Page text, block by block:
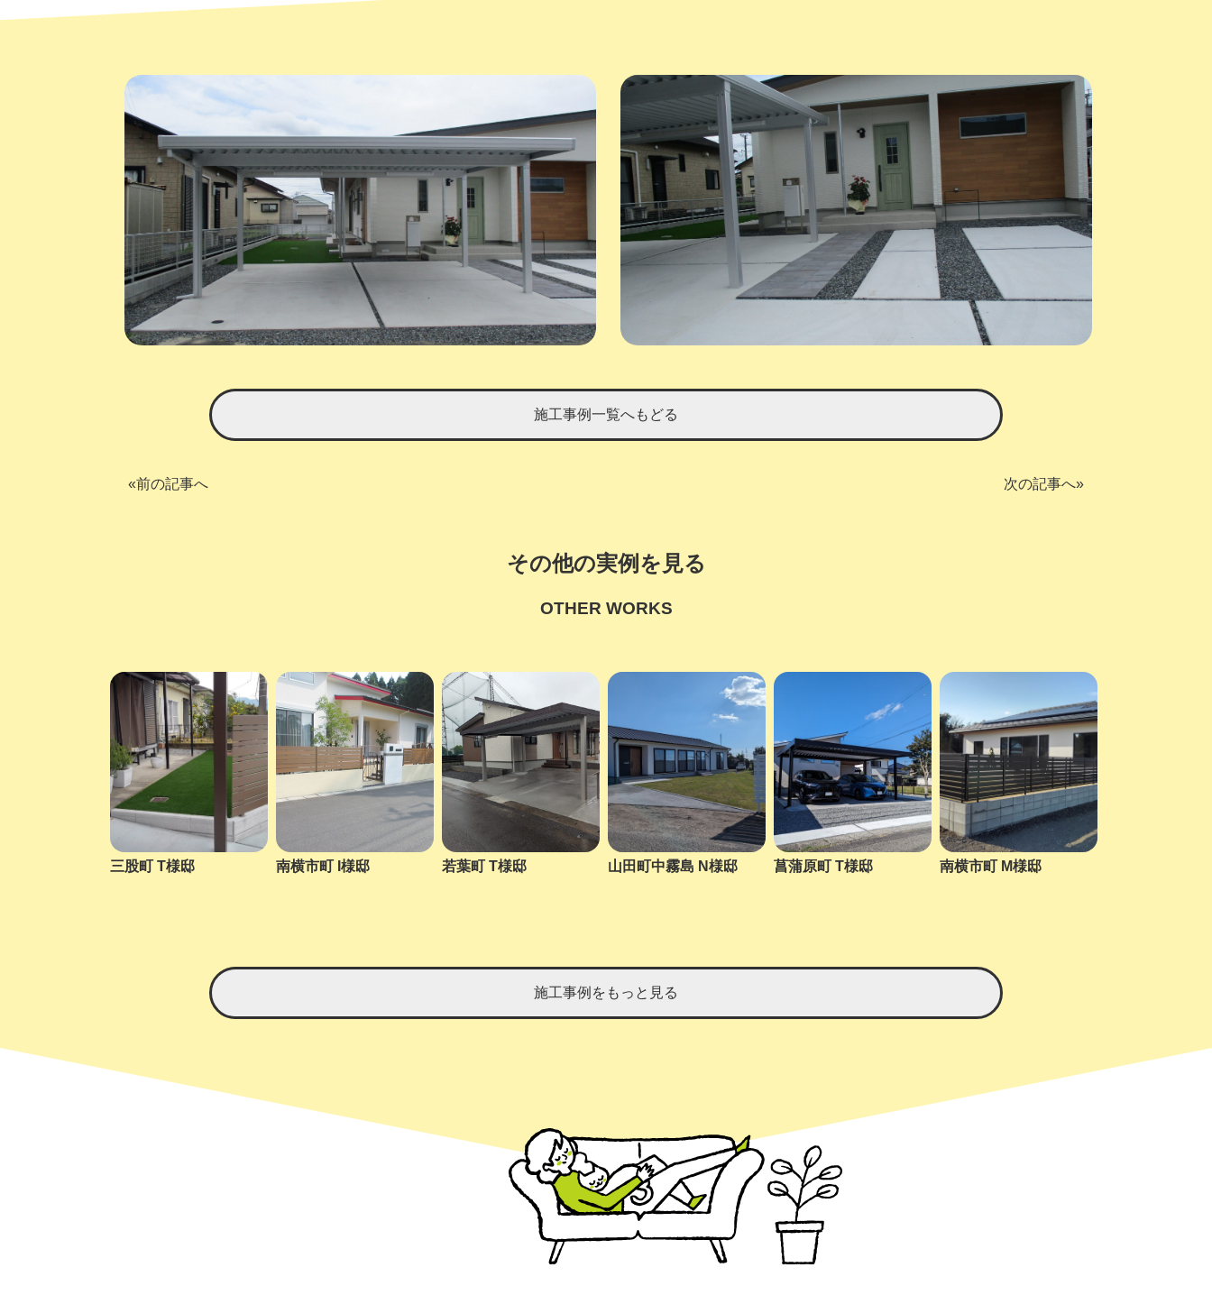
施工事例一覧へもどる
«前の記事へ 次の記事へ»
その他の実例を見る
OTHER WORKS
三股町 T様邸 南横市町 I様邸 若葉町 T様邸 山田町中霧島 N様邸 菖蒲原町 T様邸 南横市町 M様邸
施工事例をもっと見る